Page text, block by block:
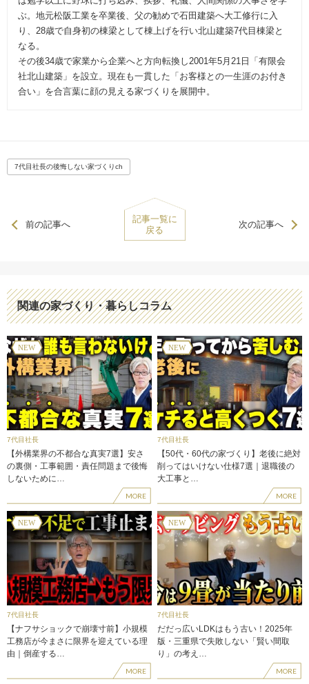
ぶ。地元松阪工業を卒業後、父の勧めで石田建築へ大工修行に入
り、28歳で自身初の棟梁として棟上げを行い北山建築7代目棟梁と
なる。
その後34歳で家業から企業へと方向転換し2001年5月21日「有限会
社北山建築」を設立。現在も一貫した「お客様との一生涯のお付き
合い」を合言葉に顔の見える家づくりを展開中。
7代目社長の後悔しない家づくりch
前の記事へ
記事一覧に
戻る
次の記事へ
関連の家づくり・暮らしコラム
7代目社長
【外構業界の不都合な真実7選】安さ
の裏側・工事範囲・責任問題まで後悔
しないために…
MORE
7代目社長
【50代・60代の家づくり】老後に絶対
削ってはいけない仕様7選｜退職後の
大工事と…
MORE
7代目社長
【ナフサショックで崩壊寸前】小規模
工務店が今まさに限界を迎えている理
由｜倒産する…
MORE
7代目社長
だだっ広いLDKはもう古い！2025年
版・三重県で失敗しない「賢い間取
り」の考え…
MORE